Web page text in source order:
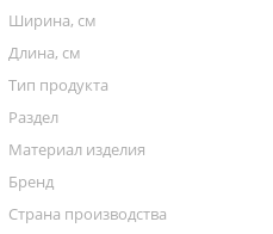
Ширина, см
Длина, см
Тип продукта
Раздел
Материал изделия
Бренд
Страна производства